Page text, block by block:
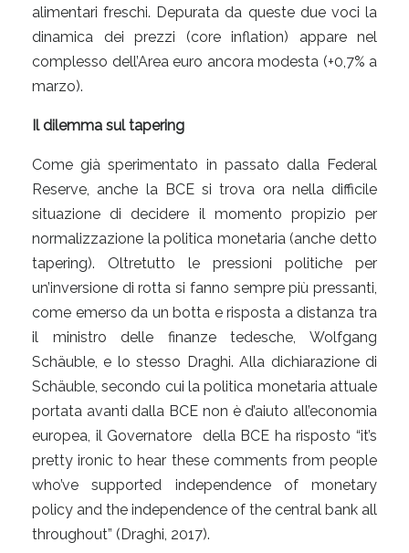
alimentari freschi. Depurata da queste due voci la
dinamica dei prezzi (core inflation) appare nel
complesso dell’Area euro ancora modesta (+0,7% a
marzo).
Il dilemma sul tapering
Come già sperimentato in passato dalla Federal
Reserve, anche la BCE si trova ora nella difficile
situazione di decidere il momento propizio per
normalizzazione la politica monetaria (anche detto
tapering). Oltretutto le pressioni politiche per
un’inversione di rotta si fanno sempre più pressanti,
come emerso da un botta e risposta a distanza tra
il ministro delle finanze tedesche, Wolfgang
Schäuble, e lo stesso Draghi. Alla dichiarazione di
Schäuble, secondo cui la politica monetaria attuale
portata avanti dalla BCE non è d’aiuto all’economia
europea, il Governatore della BCE ha risposto “it’s
pretty ironic to hear these comments from people
who’ve supported independence of monetary
policy and the independence of the central bank all
throughout” (Draghi, 2017).